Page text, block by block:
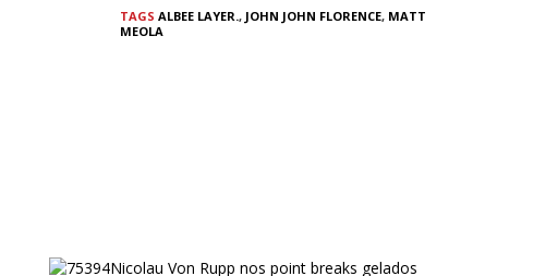
TAGS ALBEE LAYER., JOHN JOHN FLORENCE, MATT
MEOLA